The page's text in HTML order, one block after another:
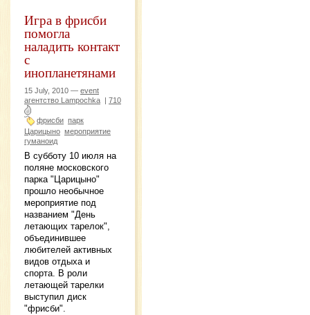
Игра в фрисби
помогла
наладить контакт
с
инопланетянами
15 July, 2010 — event
агентство Lampochka | 710
фрисби парк
Царицыно мероприятие
гуманоид
В субботу 10 июля на
поляне московского
парка "Царицыно"
прошло необычное
мероприятие под
названием "День
летающих тарелок",
объединившее
любителей активных
видов отдыха и
спорта. В роли
летающей тарелки
выступил диск
"фрисби".